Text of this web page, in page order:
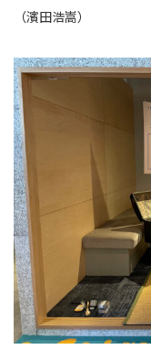
（濱田浩嵩）